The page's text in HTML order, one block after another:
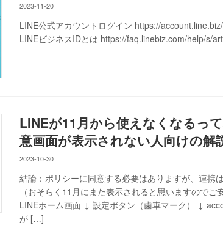
2023-11-20
LINE公式アカウントログイン https://
LINEビジネスIDとは https://faq.linebiz.com/help/s/
LINEが11月から使えなくなるっ
意画面が表示されない人向けの解
2023-10-30
結論：ポリシーに同意する必要はありますが、連携は
（おそらく11月にまた表示されると思いますのでご
LINEホーム画面 ↓ 設定ボタン（歯車マーク） ↓
が […]